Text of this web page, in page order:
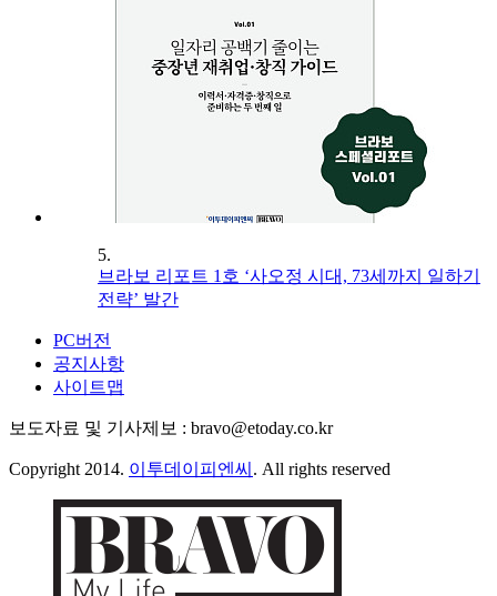
5.
브라보 리포트 1호 ‘사오정 시대, 73세까지 일하기
전략’ 발간
PC버전
공지사항
사이트맵
보도자료 및 기사제보 : bravo@etoday.co.kr
Copyright 2014. 이투데이피엔씨 . All rights reserved